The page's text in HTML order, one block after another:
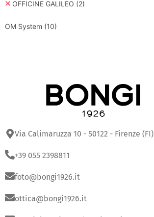
OFFICINE GALILEO (2)
OM System (10)
Via Calimaruzza 10 - 50122 - Firenze (FI)
+39 055 2398811
foto@bongi1926.it
ottica@bongi1926.it